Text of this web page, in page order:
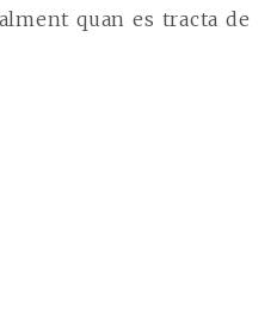
quan es tracta de